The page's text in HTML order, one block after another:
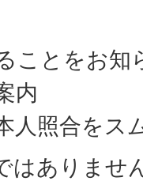
ことをお知
内
人照合をス
はありませ